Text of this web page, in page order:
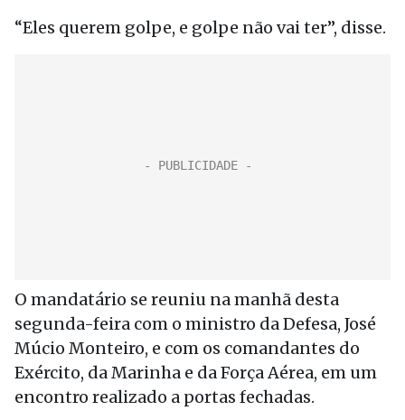
“Eles querem golpe, e golpe não vai ter”, disse.
O mandatário se reuniu na manhã desta
segunda-feira com o ministro da Defesa, José
Múcio Monteiro, e com os comandantes do
Exército, da Marinha e da Força Aérea, em um
encontro realizado a portas fechadas.